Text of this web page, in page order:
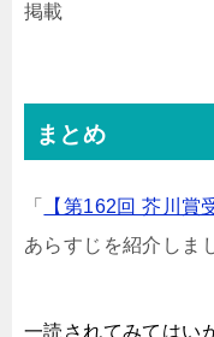
掲載
まとめ
「 【第162回 芥川賞
あらすじを紹介しま
一読されてみてはい